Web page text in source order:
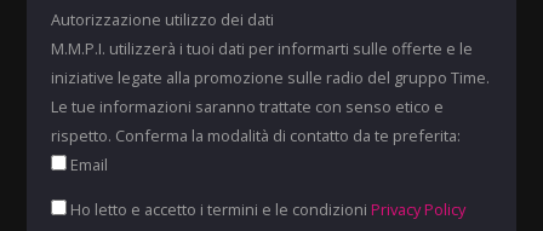
Autorizzazione utilizzo dei dati
M.M.P.I. utilizzerà i tuoi dati per informarti sulle offerte e le
iniziative legate alla promozione sulle radio del gruppo Time.
Le tue informazioni saranno trattate con senso etico e
rispetto. Conferma la modalità di contatto da te preferita:
Email
Ho letto e accetto i termini e le condizioni Privacy Policy